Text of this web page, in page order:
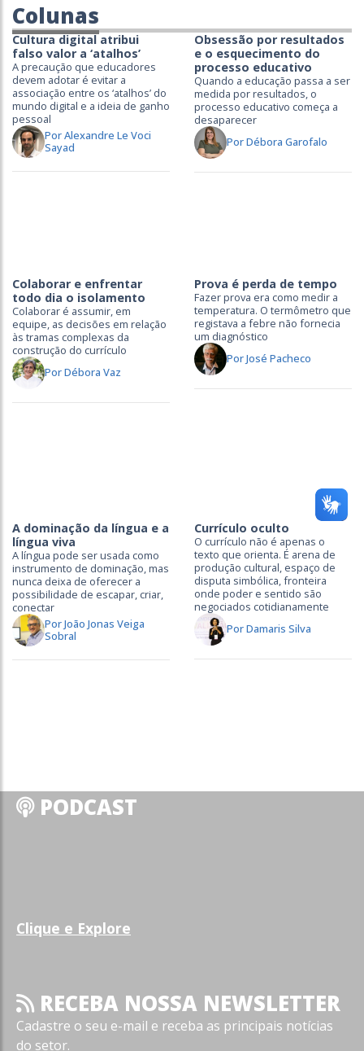
Colunas
Cultura digital atribui
falso valor a ‘atalhos’
A precaução que educadores
devem adotar é evitar a
associação entre os ‘atalhos’ do
mundo digital e a ideia de ganho
pessoal
Por Alexandre Le Voci
Sayad
Obsessão por resultados
e o esquecimento do
processo educativo
Quando a educação passa a ser
medida por resultados, o
processo educativo começa a
desaparecer
Por Débora Garofalo
Colaborar e enfrentar
todo dia o isolamento
Colaborar é assumir, em
equipe, as decisões em relação
às tramas complexas da
construção do currículo
Por Débora Vaz
Prova é perda de tempo
Fazer prova era como medir a
temperatura. O termômetro que
registava a febre não fornecia
um diagnóstico
Por José Pacheco
A dominação da língua e a
língua viva
A língua pode ser usada como
instrumento de dominação, mas
nunca deixa de oferecer a
possibilidade de escapar, criar,
conectar
Por João Jonas Veiga
Sobral
Currículo oculto
O currículo não é apenas o
texto que orienta. É arena de
produção cultural, espaço de
disputa simbólica, fronteira
onde poder e sentido são
negociados cotidianamente
Por Damaris Silva
PODCAST
Clique e Explore
RECEBA NOSSA NEWSLETTER
Cadastre o seu e-mail e receba as principais notícias
do setor.